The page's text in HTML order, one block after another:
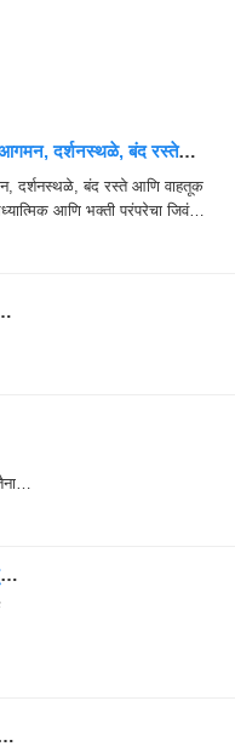
आगमन, दर्शनस्थळे, बंद रस्ते
दर्शनस्थळे, बंद रस्ते आणि वाहतूक
आणि भक्ती परंपरेचा जिवंत